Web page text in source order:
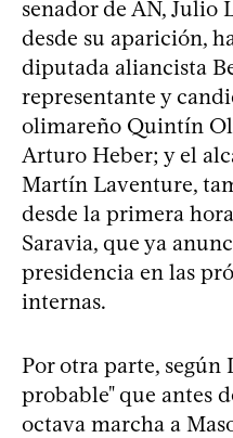
senador de AN, Julio
desde su aparición,
diputada aliancista
representante y
olimareño Quintín
Arturo Heber; y el
Martín Laventure,
desde la primera
Saravia, que ya
presidencia en las
internas.
Por otra parte, según
probable" que antes
octava marcha a